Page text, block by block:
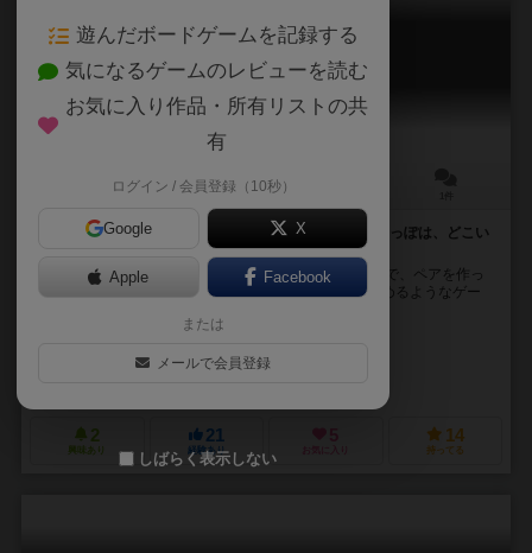
ぼくのくつしたどこいった
Where is my other sock
15分前後
2024年アークライトゲーム賞ノミネート作品 もうかたっぽは、どこい
った？ 「記憶」と「運」の神経衰弱ババ抜き！
ゲーム概要 神経衰弱とババ抜きを組み合わせたルールで、ペアを作っ
て得点を競います ​ババ抜きのラスト３枚をずっと楽しめるようなゲー
2
興味あり
21
経験あり
14
持ってる
遊んだボードゲームを記録する
気になるゲームのレビューを読む
お気に入り作品・所有リストの共
有
ログイン / 会員登録（10秒）
Google X
Apple Facebook
または
メールで会員登録
しばらく表示しない